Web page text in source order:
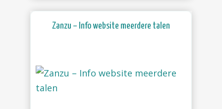
Zanzu – Info website meerdere talen